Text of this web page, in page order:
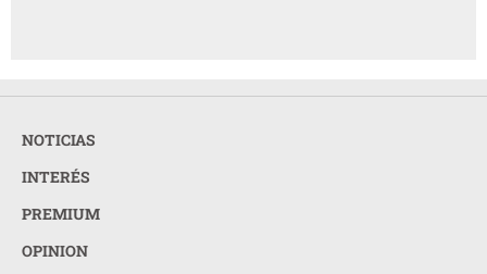
NOTICIAS
INTERÉS
PREMIUM
OPINION